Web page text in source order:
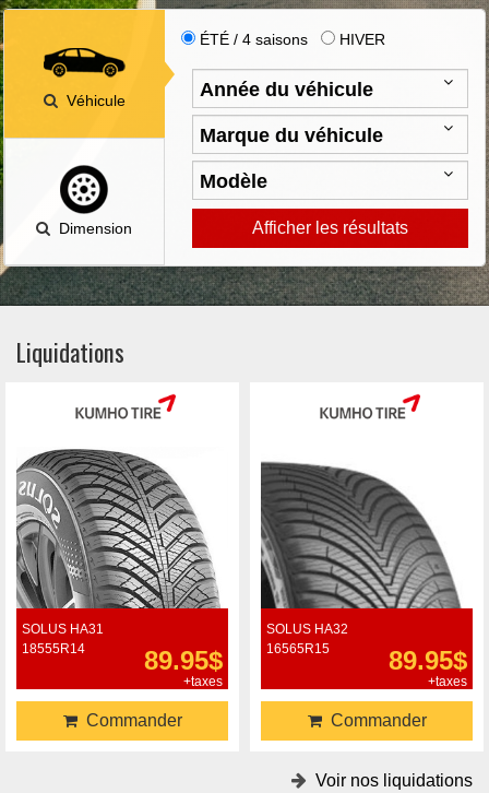
Véhicule
Dimension
ÉTÉ / 4 saisons HIVER
Afficher les résultats
Liquidations
SOLUS HA31
18555R14
89.95$
+taxes
Commander
SOLUS HA32
16565R15
89.95$
+taxes
Commander
Voir nos liquidations